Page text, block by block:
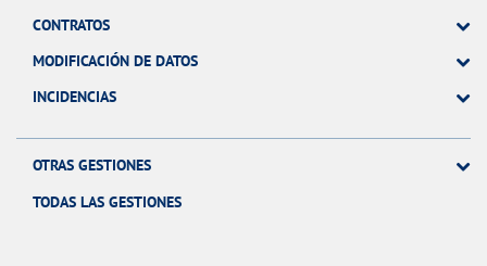
CONTRATOS
MODIFICACIÓN DE DATOS
INCIDENCIAS
OTRAS GESTIONES
TODAS LAS GESTIONES